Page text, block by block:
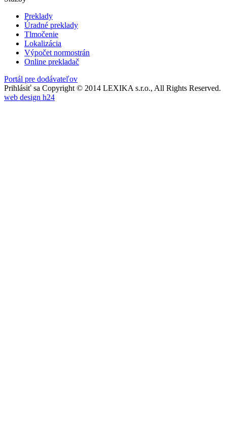
Preklady
Úradné preklady
Tlmočenie
Lokalizácia
Výpočet normostrán
Online prekladač
Portál pre dodávateľov
Prihlásiť sa Copyright © 2014 LEXIKA s.r.o., All Rights Reserved.
web design h24